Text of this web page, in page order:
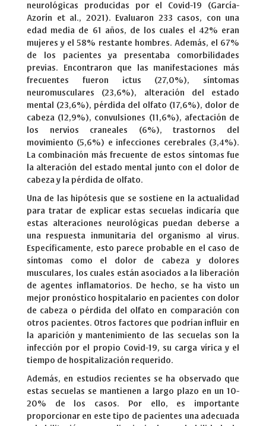
neurológicas producidas por el Covid-19 (García-
Azorín et al., 2021). Evaluaron 233 casos, con una
edad media de 61 años, de los cuales el 42% eran
mujeres y el 58% restante hombres. Además, el 67%
de los pacientes ya presentaba comorbilidades
previas. Encontraron que las manifestaciones más
frecuentes fueron ictus (27,0%), síntomas
neuromusculares (23,6%), alteración del estado
mental (23,6%), pérdida del olfato (17,6%), dolor de
cabeza (12,9%), convulsiones (11,6%), afectación de
los nervios craneales (6%), trastornos del
movimiento (5,6%) e infecciones cerebrales (3,4%).
La combinación más frecuente de estos síntomas fue
la alteración del estado mental junto con el dolor de
cabeza y la pérdida de olfato.
Una de las hipótesis que se sostiene en la actualidad
para tratar de explicar estas secuelas indicaría que
estas alteraciones neurológicas puedan deberse a
una respuesta inmunitaria del organismo al virus.
Específicamente, esto parece probable en el caso de
síntomas como el dolor de cabeza y dolores
musculares, los cuales están asociados a la liberación
de agentes inflamatorios. De hecho, se ha visto un
mejor pronóstico hospitalario en pacientes con dolor
de cabeza o pérdida del olfato en comparación con
otros pacientes. Otros factores que podrían influir en
la aparición y mantenimiento de las secuelas son la
infección por el propio Covid-19, su carga vírica y el
tiempo de hospitalización requerido.
Además, en estudios recientes se ha observado que
estas secuelas se mantienen a largo plazo en un 10-
20% de los casos. Por ello, es importante
proporcionar en este tipo de pacientes una adecuada